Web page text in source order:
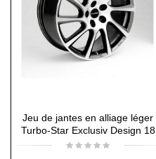
Jeu de jantes en alliage léger
Turbo-Star Exclusiv Design 18